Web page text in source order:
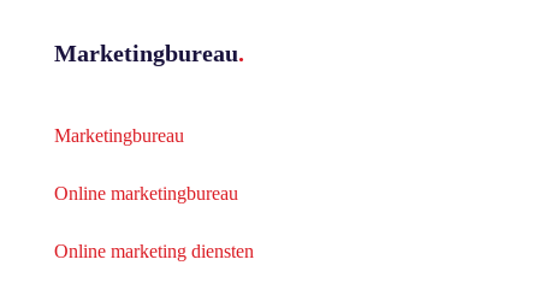
Marketingbureau.
Marketingbureau
Online marketingbureau
Online marketing diensten